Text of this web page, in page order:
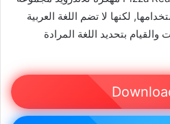
لكنها لا تضم اللغة العربية
والقيام بتحديد اللغة المرادة